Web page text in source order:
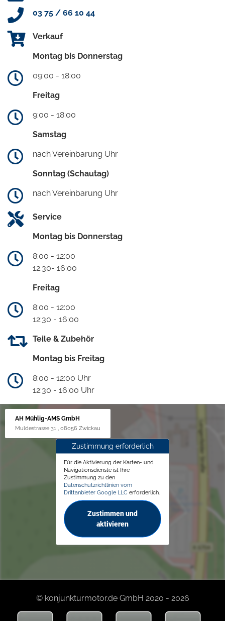
03 75 / 66 10 44
Verkauf
Montag bis Donnerstag
09:00 - 18:00
Freitag
9:00 - 18:00
Samstag
nach Vereinbarung Uhr
Sonntag (Schautag)
nach Vereinbarung Uhr
Service
Montag bis Donnerstag
8:00 - 12:00
12.30- 16:00
Freitag
8:00 - 12:00
12:30 - 16:00
Teile & Zubehör
Montag bis Freitag
8:00 - 12:00 Uhr
12:30 - 16:00 Uhr
AH Mühlig-AMS GmbH
Muldestrasse 31 , 08056 Zwickau
Zustimmung erforderlich
Für die Aktivierung der Karten- und
Navigationsdienste ist Ihre
Zustimmung zu den
Datenschutzrichtlinien vom
Drittanbieter Google LLC erforderlich.
Zustimmen und
aktivieren
© konjunkturmotor.de GmbH 2020 - 2026